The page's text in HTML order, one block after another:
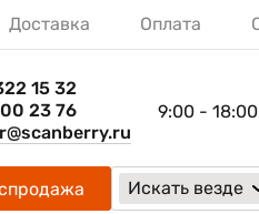
Доставка Оплата
15 32
23 76
9:00 -
Искать везде